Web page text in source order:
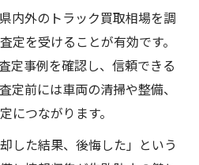
内外のトラック買取相場を調
定を受けることが有効です。
定事例を確認し、信頼できる
定前には車両の清掃や整備、
につながります。
した結果、後悔した」という